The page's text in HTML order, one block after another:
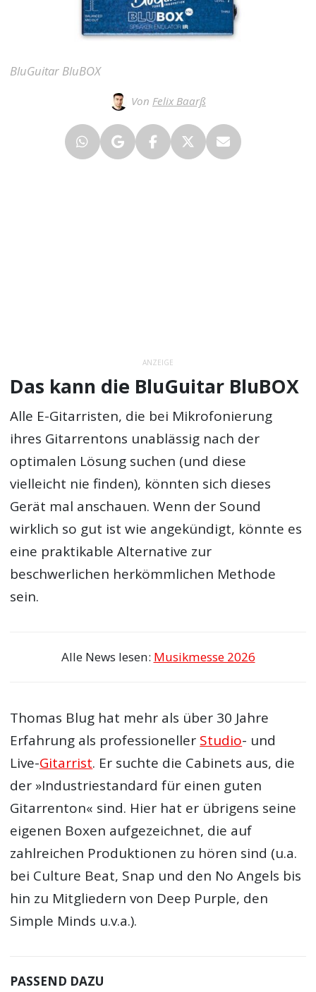
BluGuitar BluBOX
Von Felix Baarß
ANZEIGE
Das kann die BluGuitar BluBOX
Alle E-Gitarristen, die bei Mikrofonierung
ihres Gitarrentons unablässig nach der
optimalen Lösung suchen (und diese
vielleicht nie finden), könnten sich dieses
Gerät mal anschauen. Wenn der Sound
wirklich so gut ist wie angekündigt, könnte es
eine praktikable Alternative zur
beschwerlichen herkömmlichen Methode
sein.
Alle News lesen: Musikmesse 2026
Thomas Blug hat mehr als über 30 Jahre
Erfahrung als professioneller Studio- und
Live-Gitarrist. Er suchte die Cabinets aus, die
der »Industriestandard für einen guten
Gitarrenton« sind. Hier hat er übrigens seine
eigenen Boxen aufgezeichnet, die auf
zahlreichen Produktionen zu hören sind (u.a.
bei Culture Beat, Snap und den No Angels bis
hin zu Mitgliedern von Deep Purple, den
Simple Minds u.v.a.).
PASSEND DAZU